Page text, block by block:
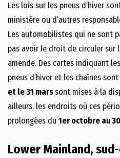
Les lois sur les pneus d’hiver
ministère ou d’autres
Les automobilistes qui ne sont
pas avoir le droit de circuler sur
amende. Des cartes indiquant
pneus d’hiver et les chaînes
et le 31 marssont mises à la
ailleurs, les endroits où ces
prolongées du 1er octobre au
Lower Mainland,